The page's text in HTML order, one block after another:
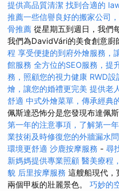
提供高品質清潔 找到合適的
推薦一些信譽良好的搬家公司
骨推薦 從星期五到週日，我們
我們為DavidVári的美食創意廚
程 享受便捷的到府外燴服務，
館服務 全方位的SEO服務，提
務，照顧您的視力健康 RWD設
燴，讓您的婚禮更完美 提供老
舒適 中式外燴菜單，傳承經典
佩斯達恐怖分是您發現布達佩
第一年的注意事項，了解第一
業技術及時修復您的外牆漏水
環境更舒適 沙鹿按摩服務 - 尋
新媽媽提供專業照顧 醫美療程
貌 后里按摩服務 這艘船現代，
兩個甲板的壯麗景色。 巧妙的